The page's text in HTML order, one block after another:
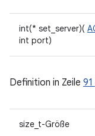
int(* set_server)(
int port)
Definition in Zeile 91
size_t-Größe